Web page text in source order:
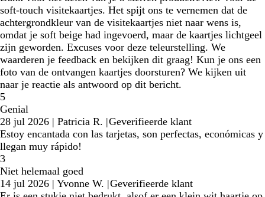
soft-touch visitekaartjes. Het spijt ons te vernemen dat de
achtergrondkleur van de visitekaartjes niet naar wens is,
omdat je soft beige had ingevoerd, maar de kaartjes lichtgeel
zijn geworden. Excuses voor deze teleurstelling. We
waarderen je feedback en bekijken dit graag! Kun je ons een
foto van de ontvangen kaartjes doorsturen? We kijken uit
naar je reactie als antwoord op dit bericht.
5
Genial
28 jul 2026 | Patricia R. |Geverifieerde klant
Estoy encantada con las tarjetas, son perfectas, económicas y
llegan muy rápido!
3
Niet helemaal goed
14 jul 2026 | Yvonne W. |Geverifieerde klant